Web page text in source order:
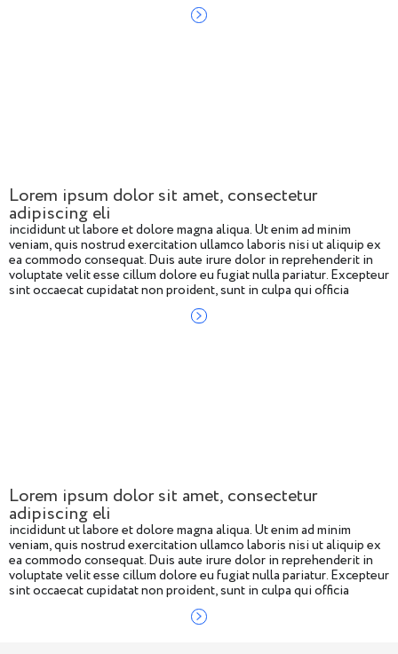
Lorem ipsum dolor sit amet, consectetur
adipiscing eli
incididunt ut labore et dolore magna aliqua. Ut enim ad minim
veniam, quis nostrud exercitation ullamco laboris nisi ut aliquip ex
ea commodo consequat. Duis aute irure dolor in reprehenderit in
voluptate velit esse cillum dolore eu fugiat nulla pariatur. Excepteur
sint occaecat cupidatat non proident, sunt in culpa qui officia
Lorem ipsum dolor sit amet, consectetur
adipiscing eli
incididunt ut labore et dolore magna aliqua. Ut enim ad minim
veniam, quis nostrud exercitation ullamco laboris nisi ut aliquip ex
ea commodo consequat. Duis aute irure dolor in reprehenderit in
voluptate velit esse cillum dolore eu fugiat nulla pariatur. Excepteur
sint occaecat cupidatat non proident, sunt in culpa qui officia